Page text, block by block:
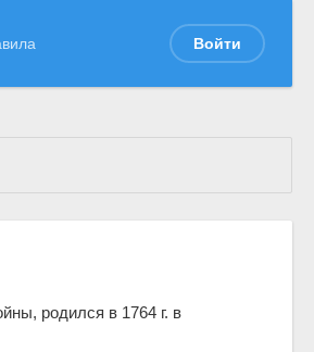
Войти
родился в 1764 г. в